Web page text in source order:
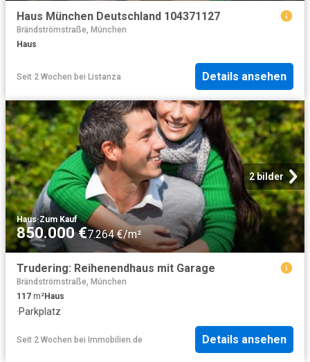
Haus München Deutschland 104371127
Brändströmstraße, München
Haus
Seit 2 Wochen bei Listanza Details ansehen
2 bilder
Haus·Zum Kauf
850.000 €7.264 €/m²
Trudering: Reihenendhaus mit Garage
Brändströmstraße, München
117 m²Haus
·Parkplatz
Seit 2 Wochen bei Immobilien.de Details ansehen